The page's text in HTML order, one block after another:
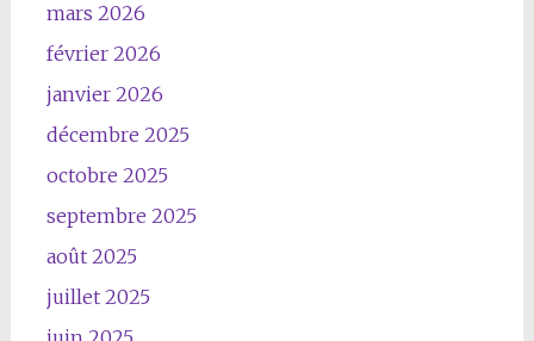
mars 2026
février 2026
janvier 2026
décembre 2025
octobre 2025
septembre 2025
août 2025
juillet 2025